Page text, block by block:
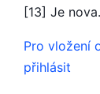
[13] Je
Pro vložení
přihlásit